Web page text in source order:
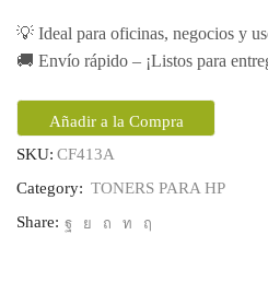
💡 Ideal para oficinas, negocios y
🚚 Envío rápido – ¡Listos para
Añadir a la Compra
SKU: CF413A
Category: TONERS PARA HP
Share: